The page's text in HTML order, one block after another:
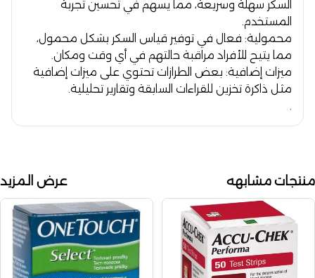
السكر سهلة وسريعة، مما يسهم في تحسين تجربة
المستخدم.
محمولية: فعال في توفير قياس السكر بشكل محمول،
مما يتيح للأفراد مراقبة حالتهم في أي وقت ومكان.
ميزات إضافية: بعض الطرازات تحتوي على ميزات إضافية
مثل ذاكرة تخزين للقراءات السابقة وتقارير تحليلية.
منتجات مشابهه عرض المزيد